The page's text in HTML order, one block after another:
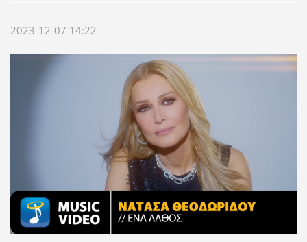
2023-12-07 14:22